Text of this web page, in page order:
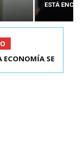
ESTÁ
ELECTO DE
SE